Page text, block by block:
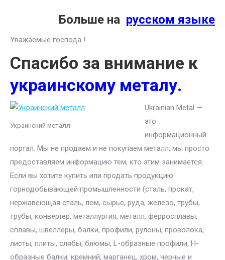
Больше на русском языке
Уважаемые господа !
Спасибо за внимание к
украинскому металу.
Украинский металл
Ukrainian Metal —
это
информационный
портал. Мы не продаем и не покупаем металл, мы просто
предоставляем информацию тем, кто этим занимается.
Если вы хотите купить или продать продукцию
горнодобывающей промышленности (сталь, прокат,
нержавеющая сталь, лом, сырье, руда, железо, трубы,
трубы, конвертер, металлургия, металл, ферросплавы,
сплавы, швеллеры, балки, профили, рулоны, проволока,
листы, плиты, слябы, блюмы, L-образные профили, H-
образные балки, кремний, марганец, хром, черные и